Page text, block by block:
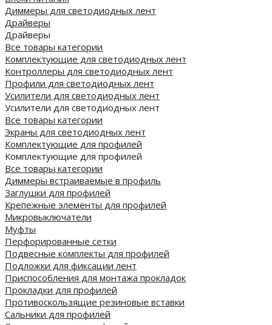
Диммеры для светодиодных лент
Драйверы
Драйверы
Все товары категории
Комплектующие для светодиодных лент
Контроллеры для светодиодных лент
Профили для светодиодных лент
Усилители для светодиодных лент
Усилители для светодиодных лент
Все товары категории
Экраны для светодиодных лент
Комплектующие для профилей
Комплектующие для профилей
Все товары категории
Диммеры встраиваемые в профиль
Заглушки для профилей
Крепежные элементы для профилей
Микровыключатели
Муфты
Перфорированные сетки
Подвесные комплекты для профилей
Подложки для фиксации лент
Приспособления для монтажа прокладок
Прокладки для профилей
Противоскользящие резиновые вставки
Сальники для профилей